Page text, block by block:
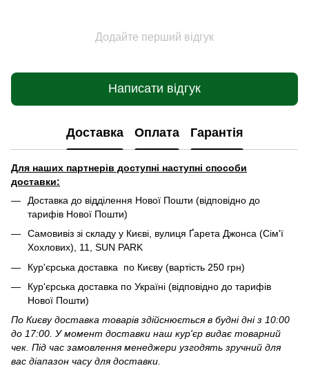
Додайте перший відгук
Написати відгук
Доставка Оплата Гарантія
Для наших партнерів доступні наступні способи
доставки:
Доставка до відділення Нової Пошти (відповідно до
тарифів Нової Пошти)
Самовивіз зі складу у Києві, вулиця Ґарета Джонса (Сім'ї
Хохлових), 11, SUN PARK
Кур'єрська доставка по Києву (вартість 250 грн)
Кур'єрська доставка по Україні (відповідно до тарифів
Нової Пошти)
По Києву доставка товарів здійснюється в будні дні з 10:00
до 17:00. У момент доставки наш кур'єр видає товарний
чек. Під час замовлення менеджери узгодять зручний для
вас діапазон часу для доставки.